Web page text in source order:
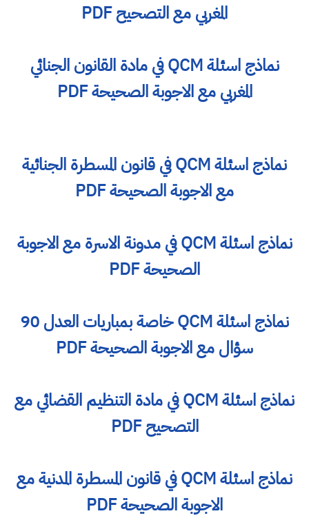
المغربي مع التصحيح PDF
نماذج اسئلة QCM في مادة القانون الجنائي
المغربي مع الاجوبة الصحيحة PDF
نماذج اسئلة QCM في قانون المسطرة الجنائية
مع الاجوبة الصحيحة PDF
نماذج اسئلة QCM في مدونة الاسرة مع الاجوبة
الصحيحة PDF
نماذج اسئلة QCM خاصة بمباريات العدل 90
سؤال مع الاجوبة الصحيحة PDF
نماذج اسئلة QCM في مادة التنظيم القضائي مع
التصحيح PDF
نماذج اسئلة QCM في قانون المسطرة المدنية مع
الاجوبة الصحيحة PDF